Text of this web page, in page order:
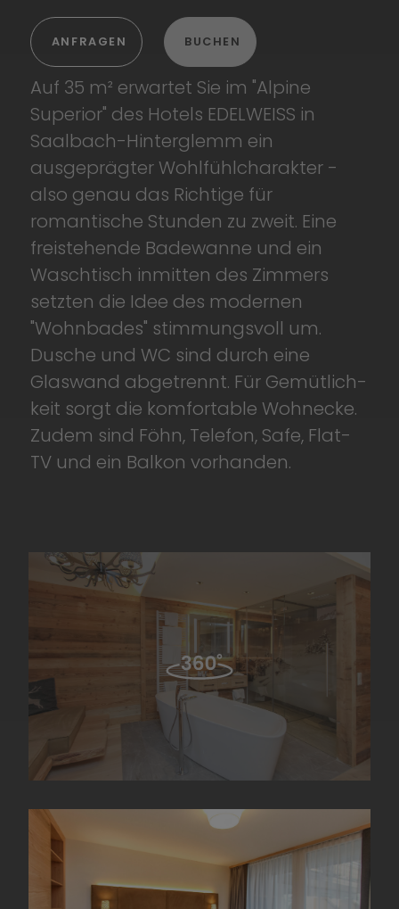
ANFRAGEN BUCHEN
Auf 35 m² erwartet Sie im "Alpine
Superior" des Hotels EDELWEISS in
Saalbach-Hinterglemm ein
ausgeprägter Wohlfühl­charakter -
also genau das Richtige für
romantische Stunden zu zweit. Eine
freistehende Badewanne und ein
Waschtisch inmitten des Zimmers
setzten die Idee des modernen
"Wohnbades" stimmungs­voll um.
Dusche und WC sind durch eine
Glaswand abgetrennt. Für Gemütlich­
keit sorgt die komfortable Wohnecke.
Zudem sind Föhn, Telefon, Safe, Flat-
TV und ein Balkon vorhanden.